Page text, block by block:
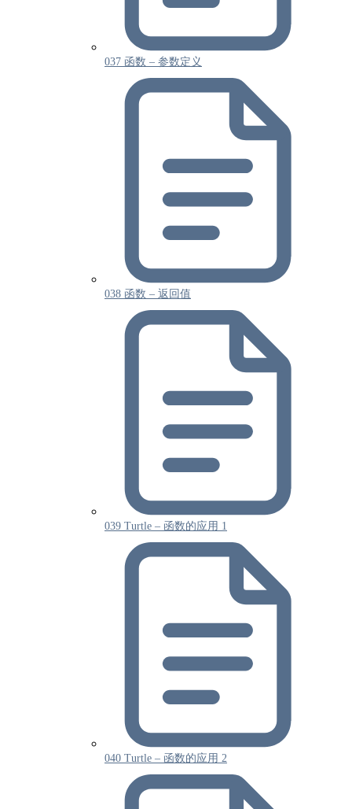
037 函数 – 参数定义
038 函数 – 返回值
039 Turtle – 函数的应用 1
040 Turtle – 函数的应用 2